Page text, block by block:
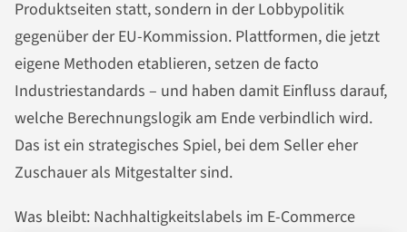
Produktseiten statt, sondern in der Lobbypolitik
gegenüber der EU-Kommission. Plattformen, die jetzt
eigene Methoden etablieren, setzen de facto
Industriestandards – und haben damit Einfluss darauf,
welche Berechnungslogik am Ende verbindlich wird.
Das ist ein strategisches Spiel, bei dem Seller eher
Zuschauer als Mitgestalter sind.
Was bleibt: Nachhaltigkeitslabels im E-Commerce